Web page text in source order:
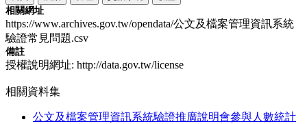
相關網址
https://www.archives.gov.tw/opendata/公文及檔案管理資訊系統
驗證常見問題.csv
備註
授權說明網址: http://data.gov.tw/license
相關資料集
公文及檔案管理資訊系統驗證推廣說明會參與人數統計